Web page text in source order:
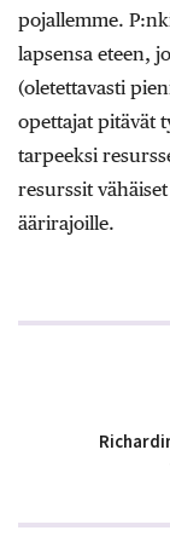
pojallemme.
lapsensa eteen,
(oletettavasti
opettajat pitävät
tarpeeksi
resurssit
äärirajoille.